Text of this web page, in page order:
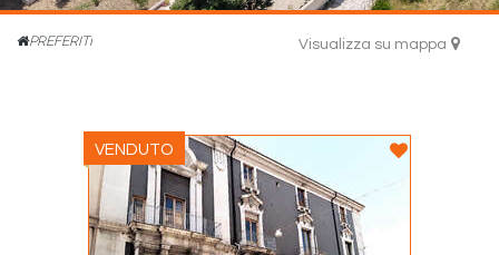
PREFERITI Visualizza su mappa
VENDUTO